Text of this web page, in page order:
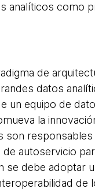
analíticos como
de
datos
un equipo de
la
son
autoservicio
debe adoptar